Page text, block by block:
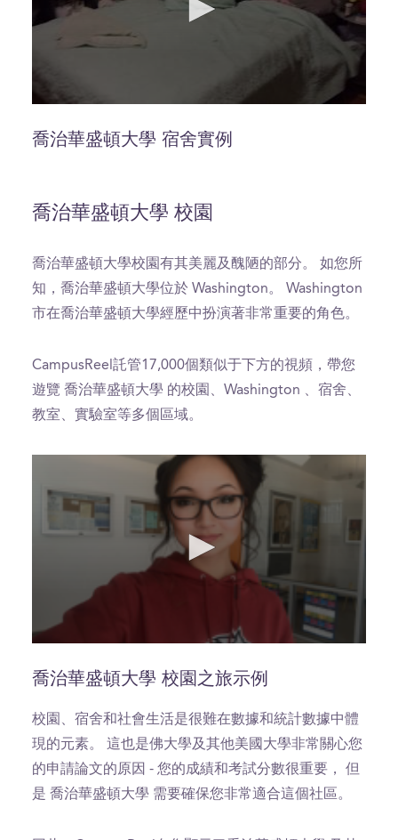
of
1
喬治華盛頓大學 宿舍實例
喬治華盛頓大學 校園
喬治華盛頓大學校園有其美麗及醜陋的部分。 如您所
知，喬治華盛頓大學位於 Washington。 Washington
市在喬治華盛頓大學經歷中扮演著非常重要的角色。
CampusReel託管17,000個類似于下方的視頻，帶您
遊覽 喬治華盛頓大學 的校園、Washington 、宿舍、
教室、實驗室等多個區域。
of
24
喬治華盛頓大學 校園之旅示例
校園、宿舍和社會生活是很難在數據和統計數據中體
現的元素。 這也是佛大學及其他美國大學非常關心您
的申請論文的原因 - 您的成績和考試分數很重要， 但
是 喬治華盛頓大學 需要確保您非常適合這個社區。